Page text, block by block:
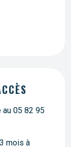
05 82 95
mois à